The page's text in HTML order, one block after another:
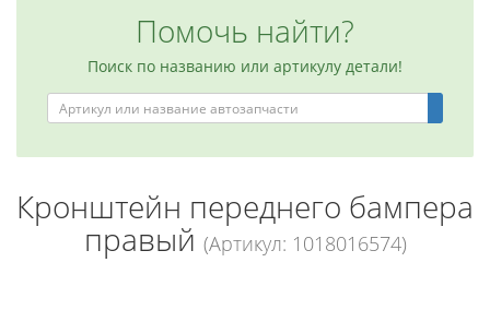
Помочь найти?
Поиск по названию или артикулу детали!
Кронштейн переднего бампера
правый (Артикул: 1018016574)